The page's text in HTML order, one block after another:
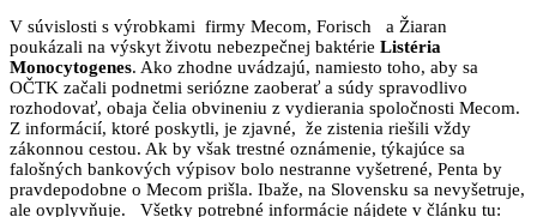
V súvislosti s výrobkami firmy Mecom, Forisch a Žiaran
poukázali na výskyt životu nebezpečnej baktérie Listéria
Monocytogenes. Ako zhodne uvádzajú, namiesto toho, aby sa
OČTK začali podnetmi seriózne zaoberať a súdy spravodlivo
rozhodovať, obaja čelia obvineniu z vydierania spoločnosti Mecom.
Z informácií, ktoré poskytli, je zjavné, že zistenia riešili vždy
zákonnou cestou. Ak by však trestné oznámenie, týkajúce sa
falošných bankových výpisov bolo nestranne vyšetrené, Penta by
pravdepodobne o Mecom prišla. Ibaže, na Slovensku sa nevyšetruje,
ale ovplyvňuje. Všetky potrebné informácie nájdete v článku tu: